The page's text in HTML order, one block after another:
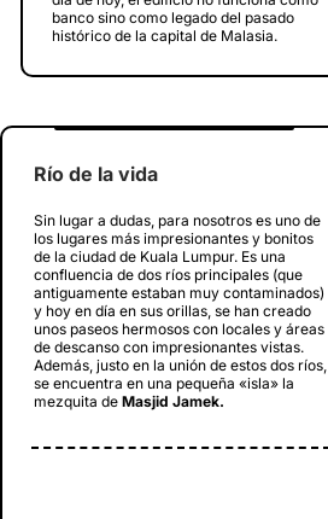
banco sino como legado del pasado
histórico de la capital de Malasia.
Río de la vida
Sin lugar a dudas, para nosotros es uno de
los lugares más impresionantes y bonitos
de la ciudad de Kuala Lumpur. Es una
confluencia de dos ríos principales (que
antiguamente estaban muy contaminados)
y hoy en día en sus orillas, se han creado
unos paseos hermosos con locales y áreas
de descanso con impresionantes vistas.
Además, justo en la unión de estos dos ríos,
se encuentra en una pequeña «isla» la
mezquita de Masjid Jamek.